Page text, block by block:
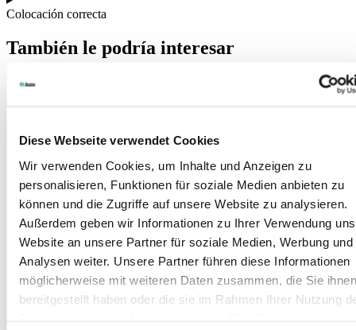
Diese Webseite verwendet Cookies
Wir verwenden Cookies, um Inhalte und Anzeigen zu
personalisieren, Funktionen für soziale Medien anbieten zu
können und die Zugriffe auf unsere Website zu analysieren.
Außerdem geben wir Informationen zu Ihrer Verwendung
Website an unsere Partner für soziale Medien, Werbung und
Analysen weiter. Unsere Partner führen diese Informationen
möglicherweise mit weiteren Daten zusammen, die Sie ihnen
bereitgestellt haben oder die sie im Rahmen Ihrer Nutzung
Colocación correcta
También le podría interesar